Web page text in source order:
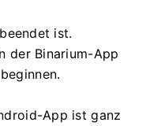
ist.
der Binarium-App
App ist ganz